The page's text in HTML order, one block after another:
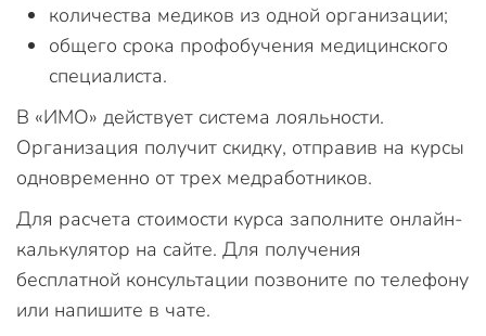
количества медиков из одной организации;
общего срока профобучения медицинского
специалиста.
В «ИМО» действует система лояльности.
Организация получит скидку, отправив на курсы
одновременно от трех медработников.
Для расчета стоимости курса заполните онлайн-
калькулятор на сайте. Для получения
бесплатной консультации позвоните по телефону
или напишите в чате.